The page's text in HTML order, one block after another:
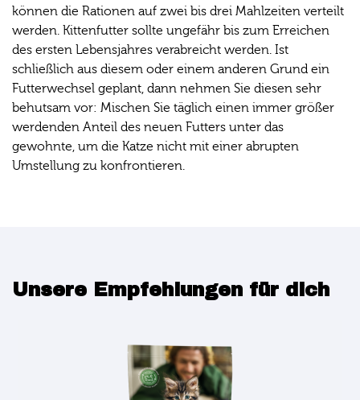
können die Rationen auf zwei bis drei Mahlzeiten verteilt
werden. Kittenfutter sollte ungefähr bis zum Erreichen
des ersten Lebensjahres verabreicht werden. Ist
schließlich aus diesem oder einem anderen Grund ein
Futterwechsel geplant, dann nehmen Sie diesen sehr
behutsam vor: Mischen Sie täglich einen immer größer
werdenden Anteil des neuen Futters unter das
gewohnte, um die Katze nicht mit einer abrupten
Umstellung zu konfrontieren.
Unsere Empfehlungen für dich